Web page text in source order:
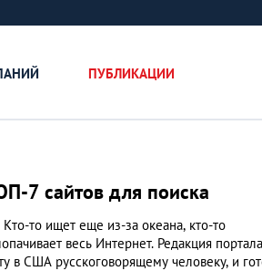
ПУБЛИКАЦИИ
7 сайтов для поиска
то ищет еще из-за океана, кто-то
весь Интернет. Редакция портала
в США русскоговорящему человеку, и